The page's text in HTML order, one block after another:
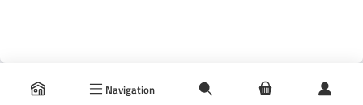
Navigation